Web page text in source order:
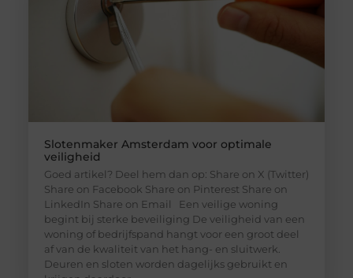
Slotenmaker Amsterdam voor optimale
veiligheid
Goed artikel? Deel hem dan op: Share on X (Twitter)
Share on Facebook Share on Pinterest Share on
LinkedIn Share on Email Een veilige woning
begint bij sterke beveiliging De veiligheid van een
woning of bedrijfspand hangt voor een groot deel
af van de kwaliteit van het hang- en sluitwerk.
Deuren en sloten worden dagelijks gebruikt en